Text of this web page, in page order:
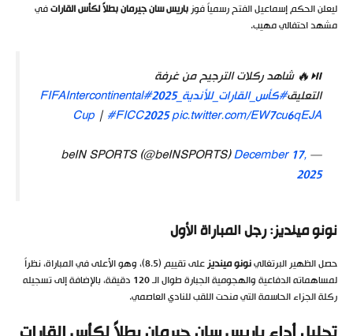
ليعلن الحكم إسماعيل الفتح رسمياً فوزباريس سان جيرمان بطلاً لكأس القاراتفي
مشهد احتفالي مهيب.
⏯️🔥 شاهد ركلات الترجيح من غرفة
التعليق#كأس_القارات_للأندية_2025
#FIFAIntercontinental
Cup | #FICC2025pic.twitter.com/EW7cu6qEJA
— beIN SPORTS (@beINSPORTS)
December 17,
2025
نونو مينديز: رجل المباراة الأول
حصل الظهير البرتغالينونو مينديز
على تقييم (8.5)، وهو الأعلى في المباراة، نظراً
لمساهماته الدفاعية والهجومية الجبارة طوال الـ 120 دقيقة، بالإضافة إلى تسجيله
ركلة الجزاء الحاسمة التي منحت اللقب للنادي العاصمي.